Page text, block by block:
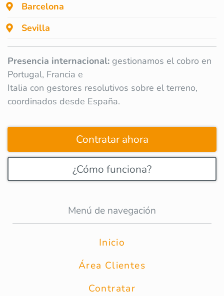
Barcelona
Sevilla
Presencia internacional: gestionamos el cobro en
Portugal, Francia e
Italia con gestores resolutivos sobre el terreno,
coordinados desde España.
Contratar ahora
¿Cómo funciona?
Menú de navegación
Inicio
Área Clientes
Contratar